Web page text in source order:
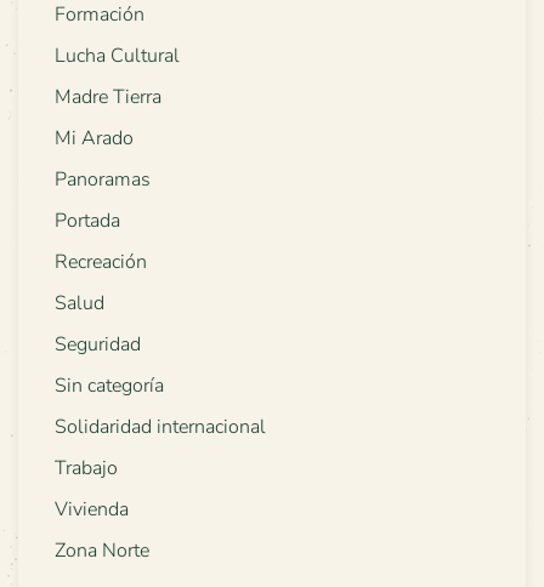
Formación
Lucha Cultural
Madre Tierra
Mi Arado
Panoramas
Portada
Recreación
Salud
Seguridad
Sin categoría
Solidaridad internacional
Trabajo
Vivienda
Zona Norte